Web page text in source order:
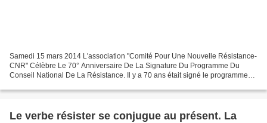
Samedi 15 mars 2014 L'association "Comité Pour Une Nouvelle Résistance-
CNR" Célèbre Le 70° Anniversaire De La Signature Du Programme Du
Conseil National De La Résistance. Il y a 70 ans était signé le programme
Le verbe résister se conjugue au présent. La